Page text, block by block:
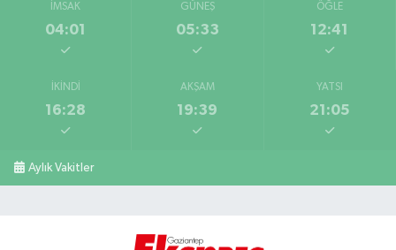
İMSAK
04:01
GÜNEŞ
05:33
ÖĞLE
12:41
İKINDI
16:28
AKŞAM
19:39
YATSI
21:05
Aylık Vakitler